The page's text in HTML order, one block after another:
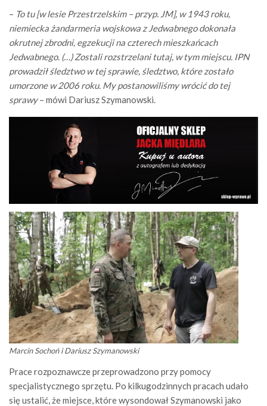
– To tu [w lesie Przestrzelskim – przyp. JM], w 1943 roku,
niemiecka żandarmeria wojskowa z Jedwabnego dokonała
okrutnej zbrodni, egzekucji na czterech mieszkańcach
Jedwabnego. (…) Zostali rozstrzelani tutaj, w tym miejscu. IPN
prowadził śledztwo w tej sprawie, śledztwo, które zostało
umorzone w 2006 roku. My postanowiliśmy wrócić do tej
sprawy– mówi Dariusz Szymanowski.
Marcin Sochoń i Dariusz Szymanowski
Prace rozpoznawcze przeprowadzono przy pomocy
specjalistycznego sprzętu. Po kilkugodzinnych pracach udało
się ustalić, że miejsce, które wysondował Szymanowski jako